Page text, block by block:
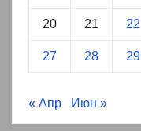
20 21 22
27 28 29
« Апр Июн »